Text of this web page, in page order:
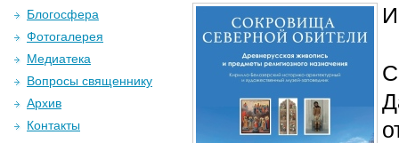
Блогосфера
Фотогалерея
Медиатека
Вопросы священнику
Архив
Контакты